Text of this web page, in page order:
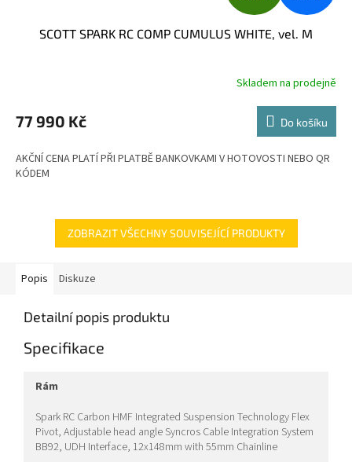
D
A
R
M
A
SCOTT SPARK RC COMP CUMULUS WHITE, vel. M
Skladem na prodejně
77 990 Kč Do košíku
AKČNÍ CENA PLATÍ PŘI PLATBĚ BANKOVKAMI V HOTOVOSTI NEBO QR
KÓDEM
ZOBRAZIT VŠECHNY SOUVISEJÍCÍ PRODUKTY
Popis Diskuze
Detailní popis produktu
Specifikace
rám
Spark RC Carbon HMF Integrated Suspension Technology Flex
Pivot, Adjustable head angle Syncros Cable Integration System
BB92, UDH Interface, 12x148mm with 55mm Chainline